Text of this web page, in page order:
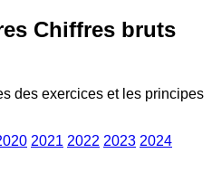
Chiffres bruts
des exercices et les principes
2021 2022 2023 2024